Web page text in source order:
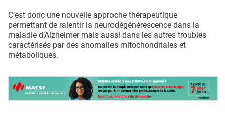
C’est donc une nouvelle approche thérapeutique
permettant de ralentir la neurodégénérescence dans la
maladie d’Alzheimer mais aussi dans les autres troubles
caractérisés par des anomalies mitochondriales et
métaboliques.